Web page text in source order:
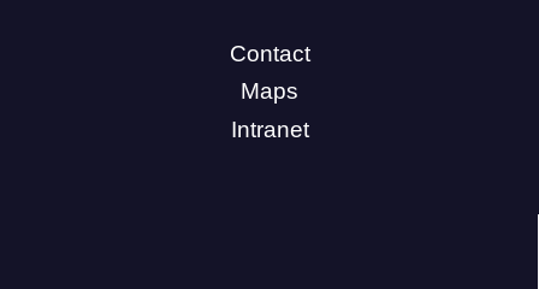
Contact
Maps
Intranet